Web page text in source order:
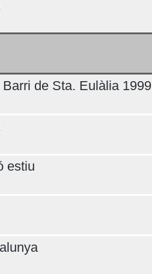
de Sta. Eulàlia 1999
estiu